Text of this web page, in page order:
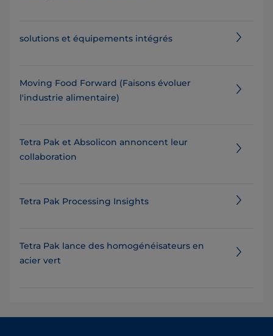
solutions et équipements intégrés
Moving Food Forward (Faisons évoluer
l'industrie alimentaire)
Tetra Pak et Absolicon annoncent leur
collaboration
Tetra Pak Processing Insights
Tetra Pak lance des homogénéisateurs en
acier vert